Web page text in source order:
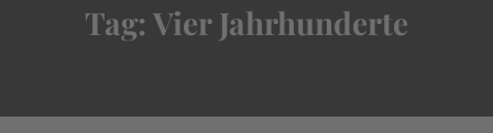
Tag: Vier Jahrhunderte
VERÖFFENTLICHUNGEN
MITGLIEDERBEREICH